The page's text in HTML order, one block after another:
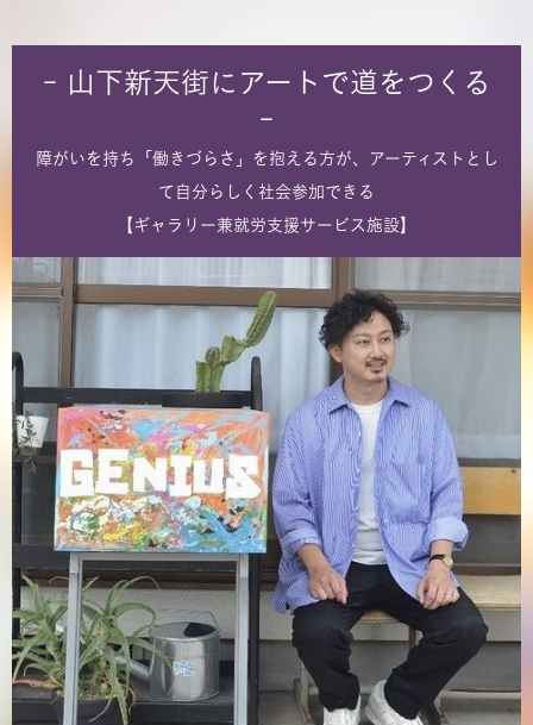
- 山下新天街にアートで道をつくる
-
障がいを持ち「働きづらさ」を抱える方が、アーティストとし
て自分らしく社会参加できる
【ギャラリー兼就労支援サービス施設】